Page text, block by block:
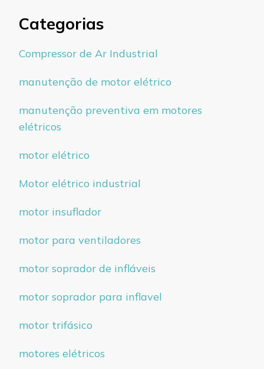
Categorias
Compressor de Ar Industrial
manutenção de motor elétrico
manutenção preventiva em motores
elétricos
motor elétrico
Motor elétrico industrial
motor insuflador
motor para ventiladores
motor soprador de infláveis
motor soprador para inflavel
motor trifásico
motores elétricos